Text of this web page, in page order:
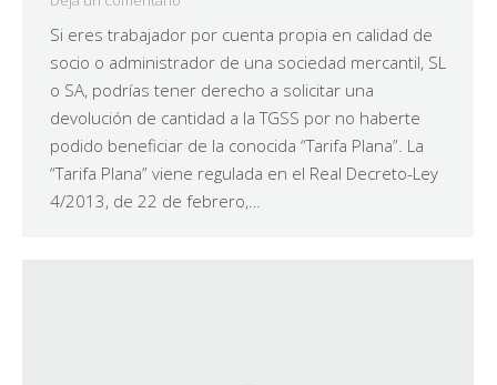
Si eres trabajador por cuenta propia en calidad de
socio o administrador de una sociedad mercantil, SL
o SA, podrías tener derecho a solicitar una
devolución de cantidad a la TGSS por no haberte
podido beneficiar de la conocida “Tarifa Plana”. La
“Tarifa Plana” viene regulada en el Real Decreto-Ley
4/2013, de 22 de febrero,…